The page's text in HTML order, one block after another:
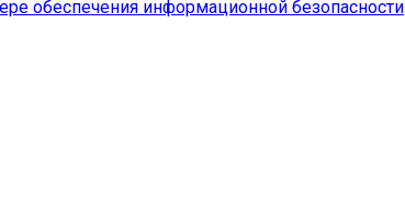
обеспечения информационной безопасности